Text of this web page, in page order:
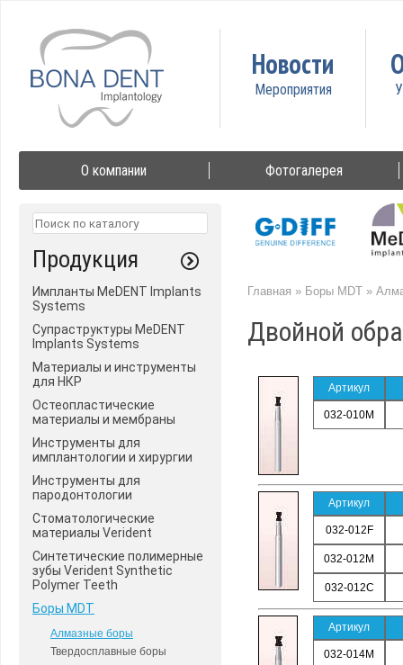
Новости
О компании Фотогалерея
Продукция
Импланты MeDENT Implants
Systems
Супраструктуры MeDENT
Implants Systems
Материалы и инструменты
для НКР
Остеопластические
материалы и мембраны
Инструменты для
имплантологии и хирургии
Инструменты для
пародонтологии
Стоматологические
материалы Verident
Синтетические полимерные
зубы Verident Synthetic
Polymer Teeth
Боры MDT
Алмазные боры
Твердосплавные боры
Главная » Боры MDT »
Двойной
Артикул
032-010M
Артикул
032-012F
032-012M
032-012C
Артикул
032-014M